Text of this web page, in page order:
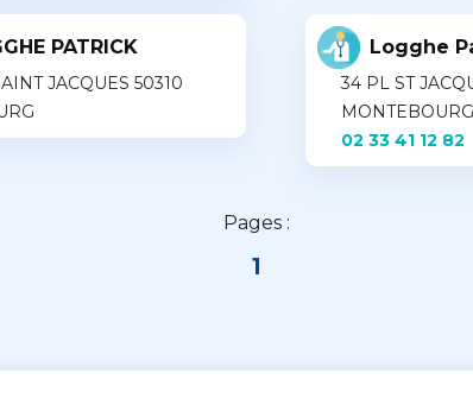
PATRICK
JACQUES 50310
Logghe
34 PL ST
MONTEBOURG
02 33 41 12 82
Pages :
1